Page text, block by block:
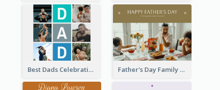
Best Dads Celebration Photo Book Father's Day Family Photo Book